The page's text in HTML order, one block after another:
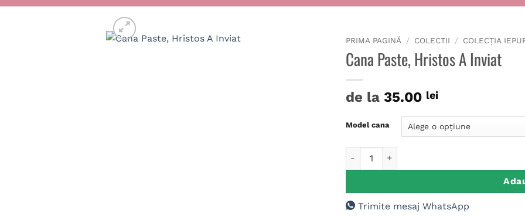
PRIMA PAGINĂ / COLECTII / COLECȚIA
Cana Paste, Hristos A Inviat
de la 35.00 lei
Model cana
Trimite mesaj WhatsApp